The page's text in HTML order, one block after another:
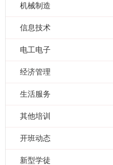
机械制造
信息技术
电工电子
经济管理
生活服务
其他培训
开班动态
新型学徒